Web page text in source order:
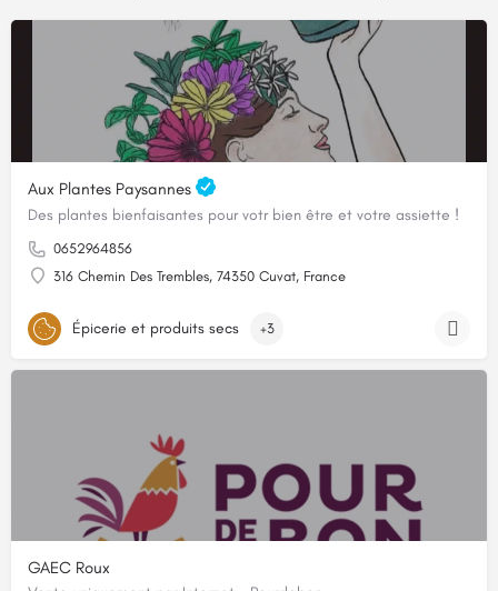
Aux Plantes Paysannes
Des plantes bienfaisantes pour votr bien être et votre assiette !
0652964856
316 Chemin Des Trembles, 74350 Cuvat, France
Épicerie et produits secs +3
GAEC Roux